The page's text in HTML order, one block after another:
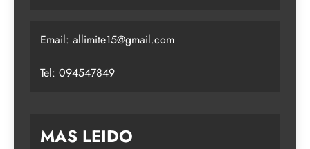
Email: allimite15@gmail.com
Tel: 094547849
MAS LEIDO